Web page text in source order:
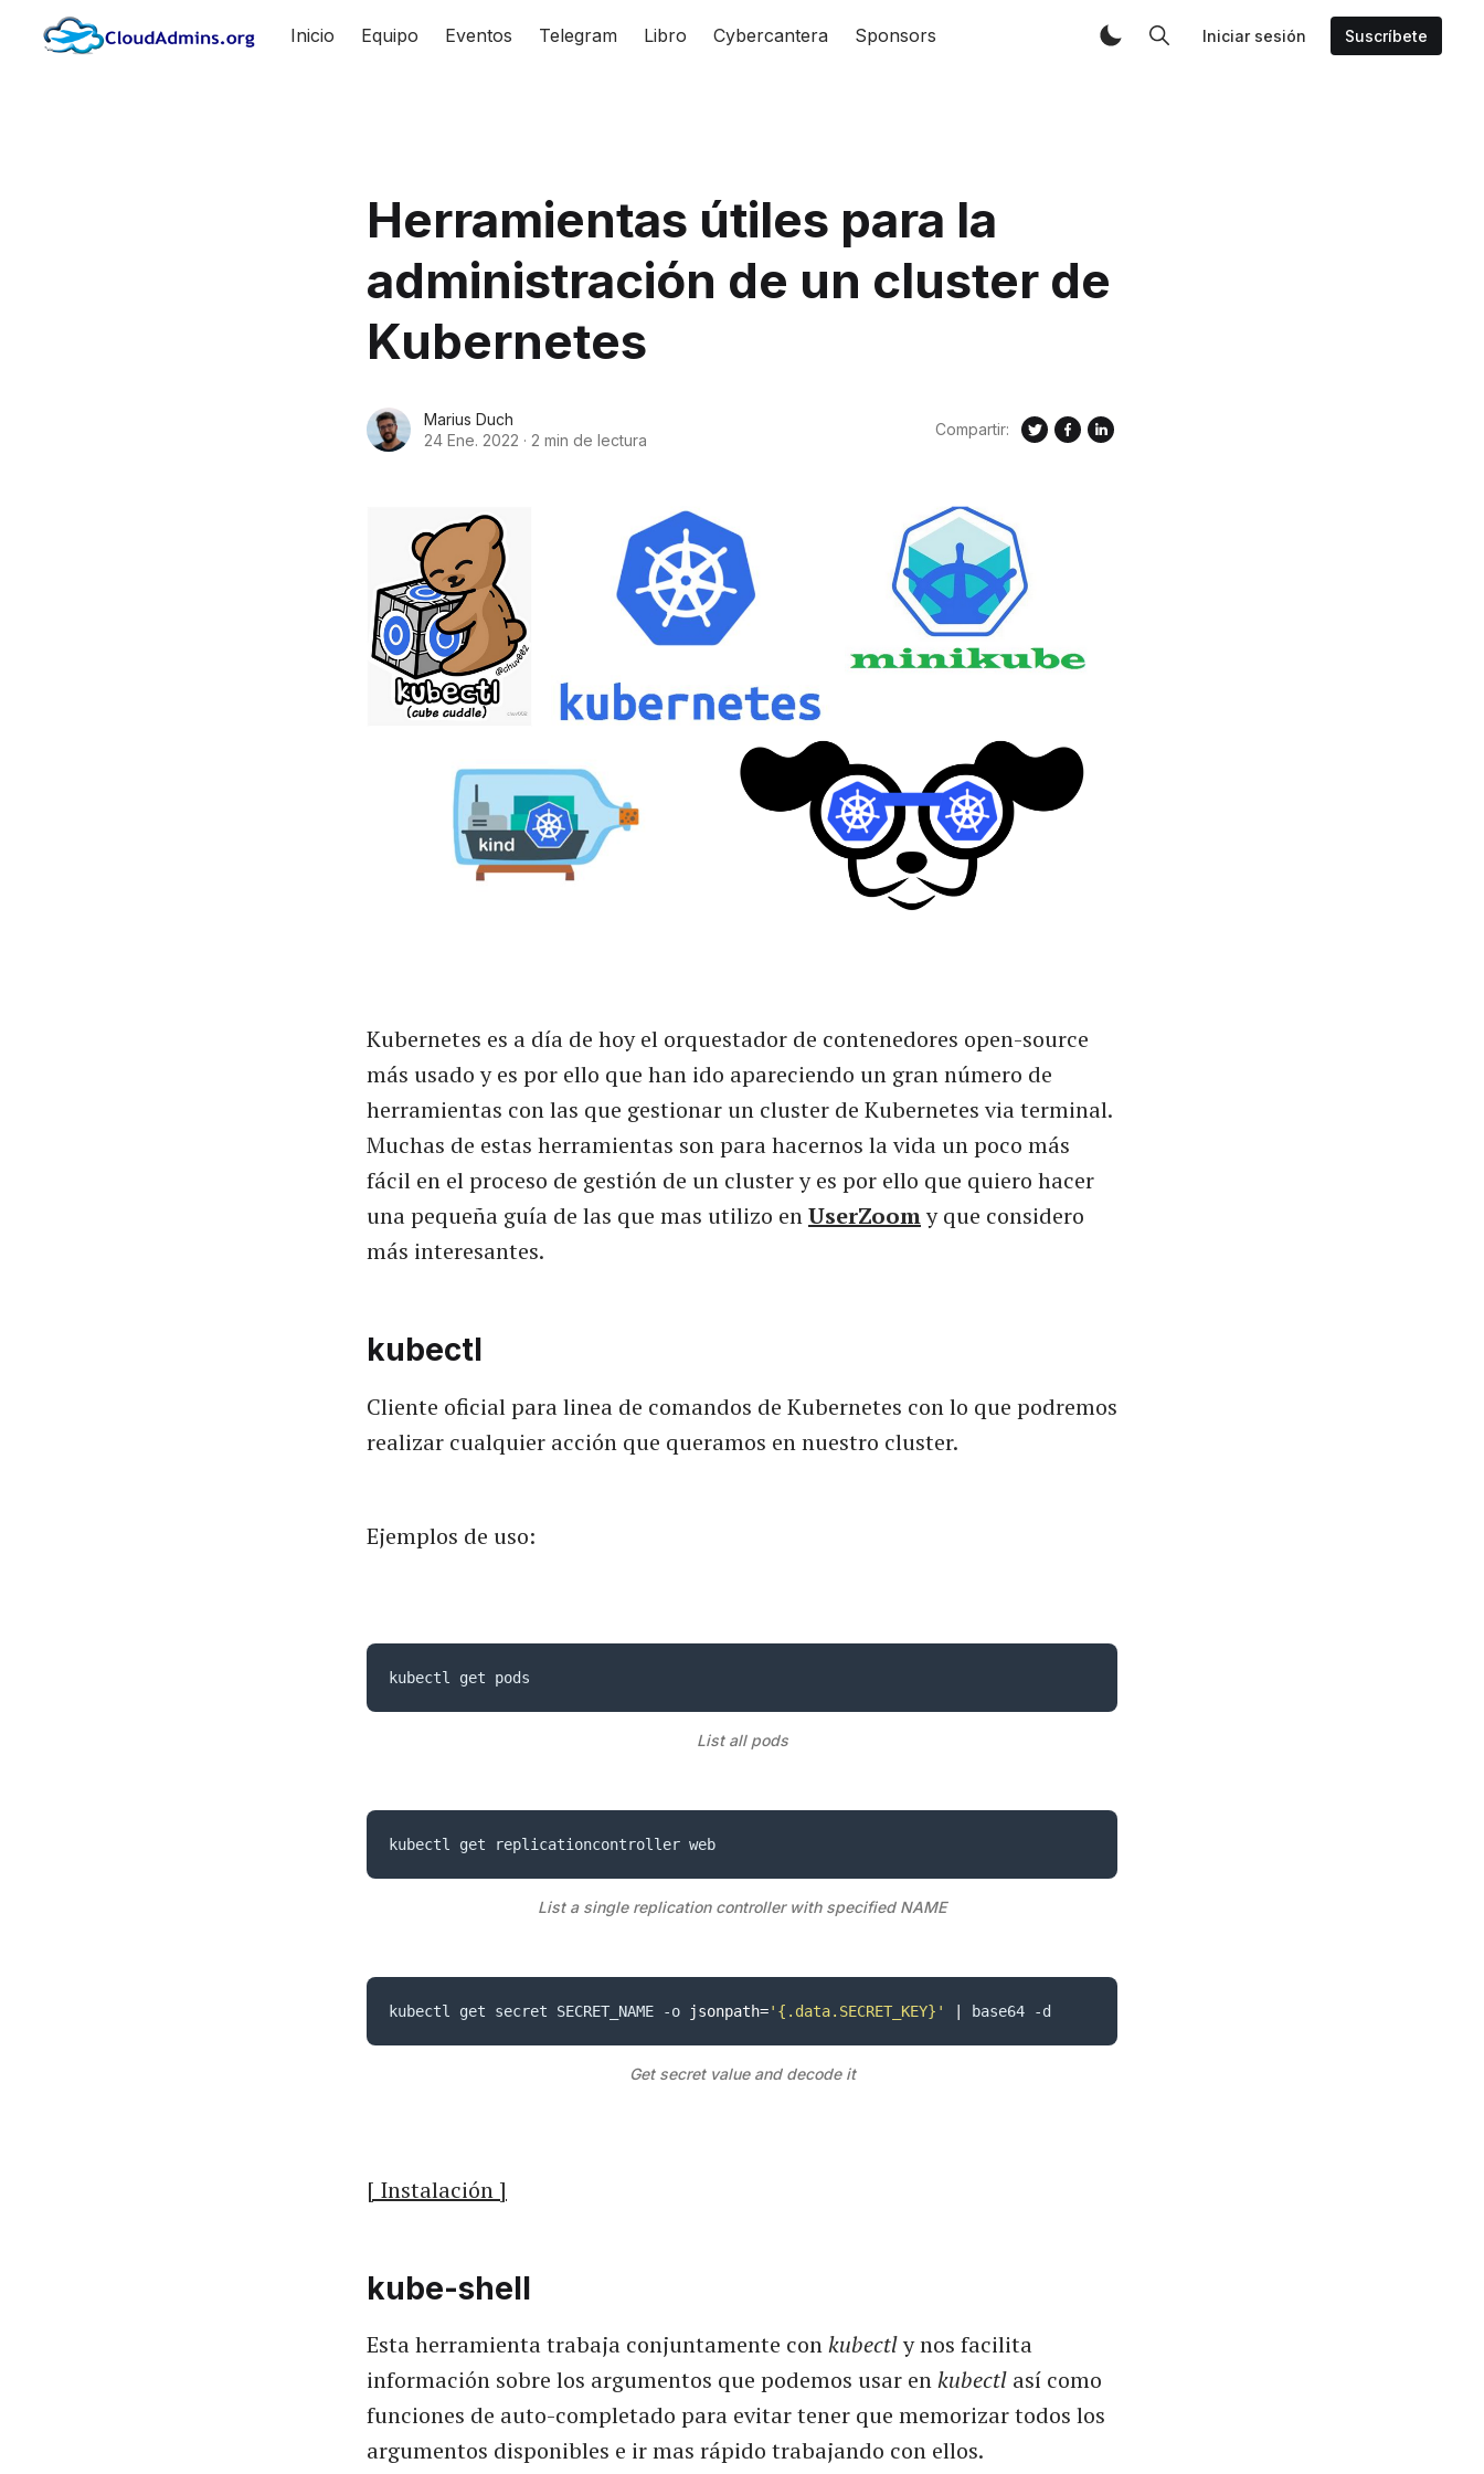
Inicio Equipo Eventos Telegram Libro Cybercantera Sponsors Iniciar sesión Suscríbete
Herramientas útiles para la
administración de un cluster de
Kubernetes
Marius Duch
24 Ene. 2022 · 2 min de lectura
Compartir:
Kubernetes es a día de hoy el orquestador de contenedores open-source
más usado y es por ello que han ido apareciendo un gran número de
herramientas con las que gestionar un cluster de Kubernetes via terminal.
Muchas de estas herramientas son para hacernos la vida un poco más
fácil en el proceso de gestión de un cluster y es por ello que quiero hacer
una pequeña guía de las que mas utilizo enUserZoomy que considero
más interesantes.
kubectl
Cliente oficial para linea de comandos de Kubernetes con lo que podremos
realizar cualquier acción que queramos en nuestro cluster.
Ejemplos de uso:
kubectl get pods
List all pods
kubectl get replicationcontroller web
List a single replication controller with specified NAME
kubectl get secret SECRET_NAME -o jsonpath='{.data.SECRET_KEY}' | base64 -d
Get secret value and decode it
[ Instalación ]
kube-shell
Esta herramienta trabaja conjuntamente conkubectly nos facilita
información sobre los argumentos que podemos usar enkubectl así como
funciones de auto-completado para evitar tener que memorizar todos los
argumentos disponibles e ir mas rápido trabajando con ellos.